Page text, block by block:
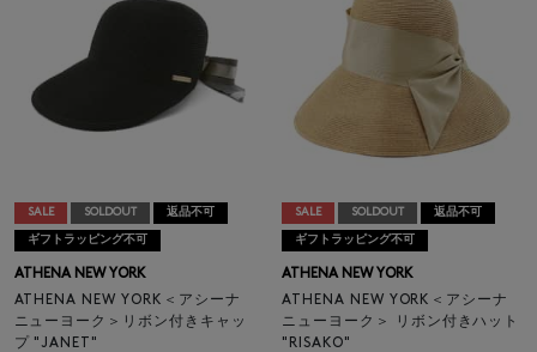
SALE SOLDOUT 返品不可
ギフトラッピング不可
ATHENA NEW YORK
ATHENA NEW YORK＜アシーナ
ニューヨーク＞リボン付きキャッ
プ "JANET"
SALE SOLDOUT 返品不可
ギフトラッピング不可
ATHENA NEW YORK
ATHENA NEW YORK＜アシーナ
ニューヨーク＞ リボン付きハット
"RISAKO"